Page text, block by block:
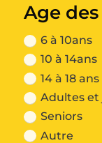
Age
6 à 10ans
10 à 14ans
14 à 18 ans
Adultes et
Seniors
Autre